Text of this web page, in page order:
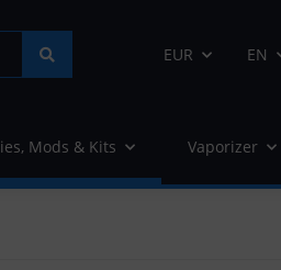
EUR EN
Mods & Kits Vaporizer